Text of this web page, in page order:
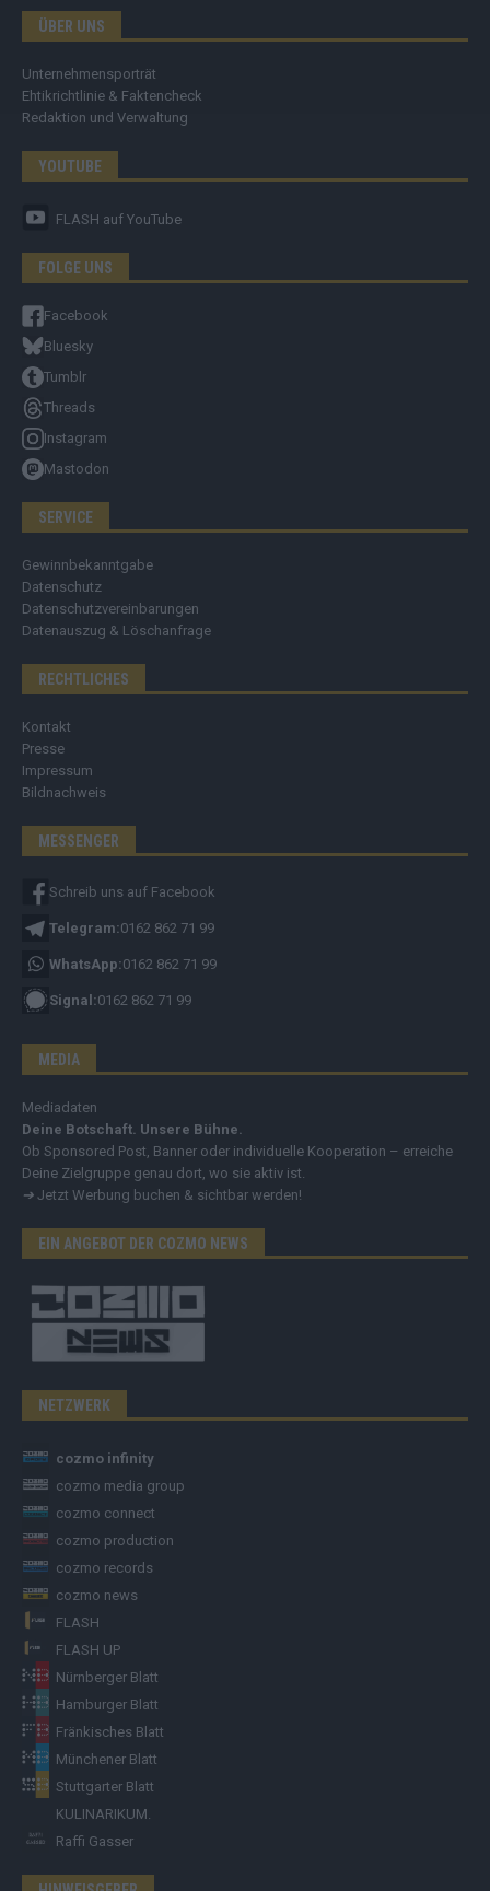
ÜBER UNS
Unternehmensporträt
Ehtikrichtlinie & Faktencheck
Redaktion und Verwaltung
YOUTUBE
FLASH auf YouTube
FOLGE UNS
Facebook
Bluesky
Tumblr
Threads
Instagram
Mastodon
SERVICE
Gewinnbekanntgabe
Datenschutz
Datenschutzvereinbarungen
Datenauszug & Löschanfrage
RECHTLICHES
Kontakt
Presse
Impressum
Bildnachweis
MESSENGER
Schreib uns auf Facebook
Telegram:0162 862 71 99
WhatsApp:0162 862 71 99
Signal:0162 862 71 99
MEDIA
Mediadaten
Deine Botschaft. Unsere Bühne.
Ob Sponsored Post, Banner oder individuelle Kooperation – erreiche
Deine Zielgruppe genau dort, wo sie aktiv ist.
➔ Jetzt Werbung buchen & sichtbar werden!
EIN ANGEBOT DER COZMO NEWS
NETZWERK
cozmo infinity
cozmo media group
cozmo connect
cozmo production
cozmo records
cozmo news
FLASH
FLASH UP
Nürnberger Blatt
Hamburger Blatt
Fränkisches Blatt
Münchener Blatt
Stuttgarter Blatt
KULINARIKUM.
Raffi Gasser